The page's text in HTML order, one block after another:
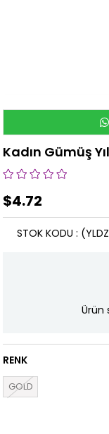
Kadın Gümüş
$4.72
STOK KODU
Ürün
RENK
GOLD